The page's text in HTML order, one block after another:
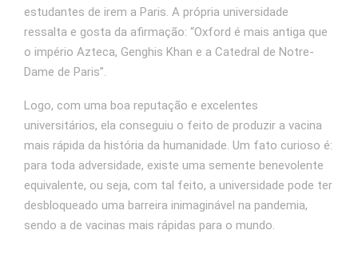
estudantes de irem a Paris. A própria universidade
ressalta e gosta da afirmação: “Oxford é mais antiga que
o império Azteca, Genghis Khan e a Catedral de Notre-
Dame de Paris”.
Logo, com uma boa reputação e excelentes
universitários, ela conseguiu o feito de produzir a vacina
mais rápida da história da humanidade. Um fato curioso é:
para toda adversidade, existe uma semente benevolente
equivalente, ou seja, com tal feito, a universidade pode ter
desbloqueado uma barreira inimaginável na pandemia,
sendo a de vacinas mais rápidas para o mundo.